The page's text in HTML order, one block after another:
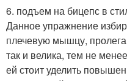
6. подъем на бицепс в
Данное упражнение
плечевую мышцу,
так и велика, тем не
ей стоит уделить